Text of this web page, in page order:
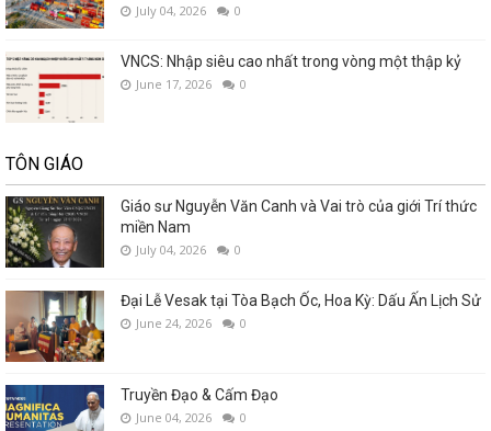
July 04, 2026 0
VNCS: Nhập siêu cao nhất trong vòng một thập kỷ
June 17, 2026 0
TÔN GIÁO
Giáo sư Nguyễn Văn Canh và Vai trò của giới Trí thức
miền Nam
July 04, 2026 0
Đại Lễ Vesak tại Tòa Bạch Ốc, Hoa Kỳ: Dấu Ấn Lịch Sử
June 24, 2026 0
Truyền Đạo & Cấm Đạo
June 04, 2026 0